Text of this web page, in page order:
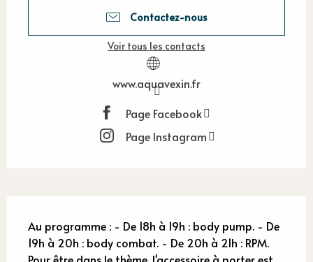
Contactez-nous
Voir tous les contacts
www.aquavexin.fr
Page Facebook
Page Instagram
Au programme : - De 18h à 19h : body pump. - De
19h à 20h : body combat. - De 20h à 21h : RPM.